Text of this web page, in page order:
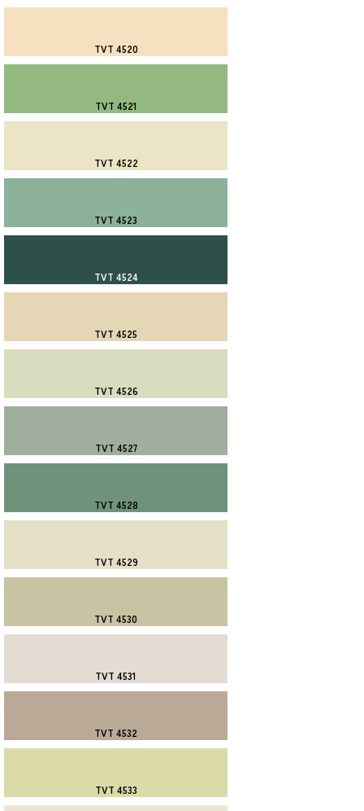
TVT 4520
TVT 4521
TVT 4522
TVT 4523
TVT 4524
TVT 4525
TVT 4526
TVT 4527
TVT 4528
TVT 4529
TVT 4530
TVT 4531
TVT 4532
TVT 4533